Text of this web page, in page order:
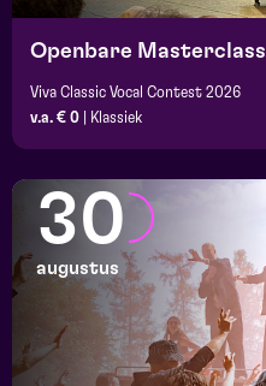
Openbare Masterclass
Viva Classic Vocal Contest 2026
v.a. € 0
Klassiek
30
augustus